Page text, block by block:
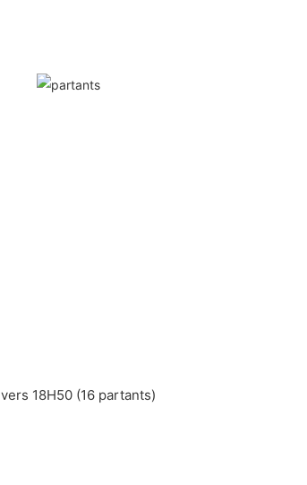
18H50 (16 partants)